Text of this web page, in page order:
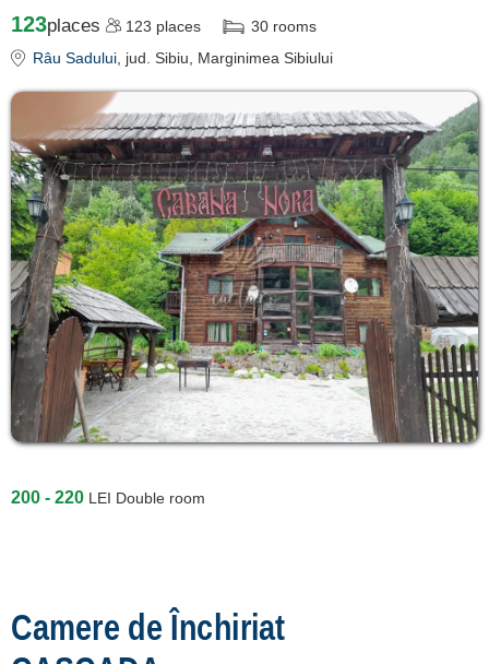
123places 123 places 30 rooms
Râu Sadului , jud. Sibiu, Marginimea Sibiului
200 - 220 LEI Double room
Camere de Închiriat